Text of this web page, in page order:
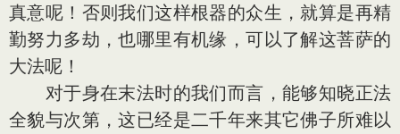
真意呢！否则我们这样根器的众生，就算是再精
勤努力多劫，也哪里有机缘，可以了解这菩萨的
大法呢！
对于身在末法时的我们而言，能够知晓正法
全貌与次第，这已经是二千年来其它佛子所难以